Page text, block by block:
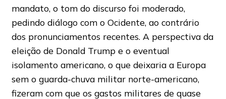
mandato, o tom do discurso foi moderado,
pedindo diálogo com o Ocidente, ao contrário
dos pronunciamentos recentes. A perspectiva da
eleição de Donald Trump e o eventual
isolamento americano, o que deixaria a Europa
sem o guarda-chuva militar norte-americano,
fizeram com que os gastos militares de quase